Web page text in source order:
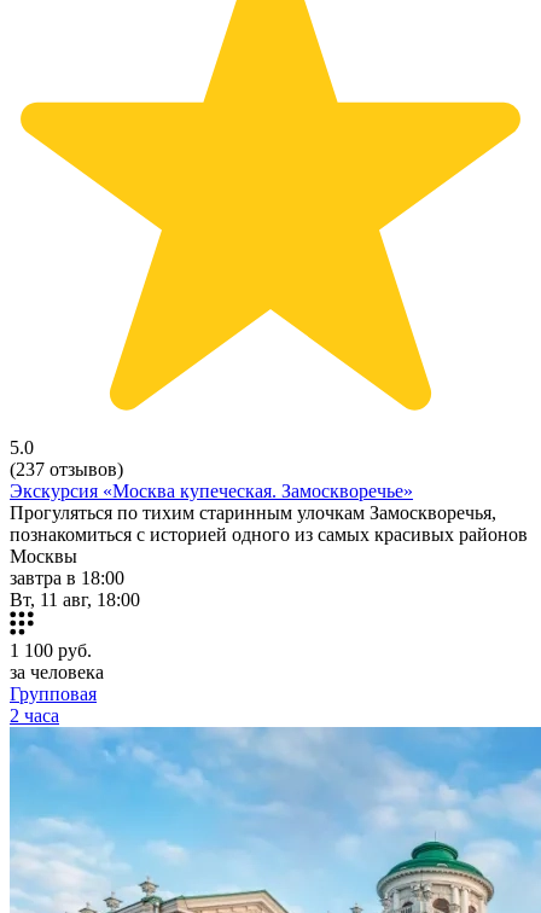
5.0
(237 отзывов)
Экскурсия «Москва купеческая. Замоскворечье»
Прогуляться по тихим старинным улочкам Замоскворечья,
познакомиться с историей одного из самых красивых районов
Москвы
завтра в 18:00
Вт, 11 авг, 18:00
1 100 руб.
за человека
Групповая
2 часа